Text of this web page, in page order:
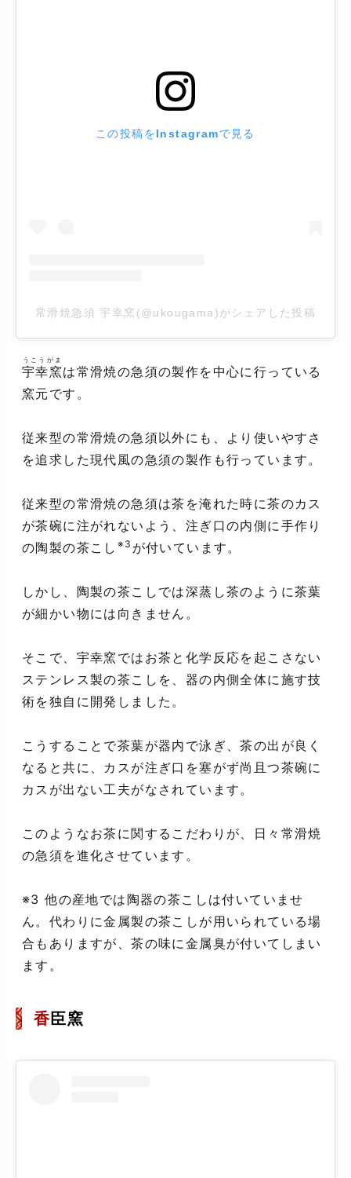
この投稿をInstagramで見る
常滑焼急須 宇幸窯(@ukougama)がシェアした投稿
宇幸窯
うこうがま
は常滑焼の急須の製作を中心に行っている
窯元です。
従来型の常滑焼の急須以外にも、より使いやすさ
を追求した現代風の急須の製作も行っています。
従来型の常滑焼の急須は茶を淹れた時に茶のカス
が茶碗に注がれないよう、注ぎ口の内側に手作り
の陶製の茶こし ※3 が付いています。
しかし、陶製の茶こしでは深蒸し茶のように茶葉
が細かい物には向きません。
そこで、宇幸窯ではお茶と化学反応を起こさない
ステンレス製の茶こしを、器の内側全体に施す技
術を独自に開発しました。
こうすることで茶葉が器内で泳ぎ、茶の出が良く
なると共に、カスが注ぎ口を塞がず尚且つ茶碗に
カスが出ない工夫がなされています。
このようなお茶に関するこだわりが、日々常滑焼
の急須を進化させています。
※3 他の産地では陶器の茶こしは付いていませ
ん。代わりに金属製の茶こしが用いられている場
合もありますが、茶の味に金属臭が付いてしまい
ます。
香臣窯